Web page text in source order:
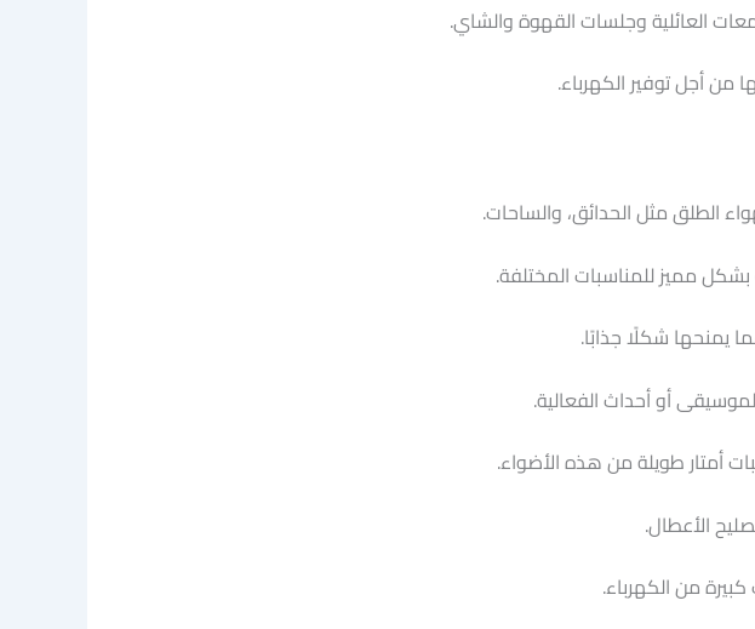
العائلية وجلسات القهوة والشاي.
أجل توفير الكهرباء.
الطلق مثل الحدائق، والساحات.
بشكل مميز للمناسبات المختلفة.
يمنحها شكلًا جذابًا.
أو أحداث الفعالية.
أمتار طويلة من هذه الأضواء.
الأعطال.
من الكهرباء.